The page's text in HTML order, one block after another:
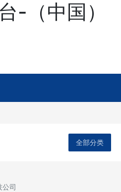
-（中国）
全部分类
司